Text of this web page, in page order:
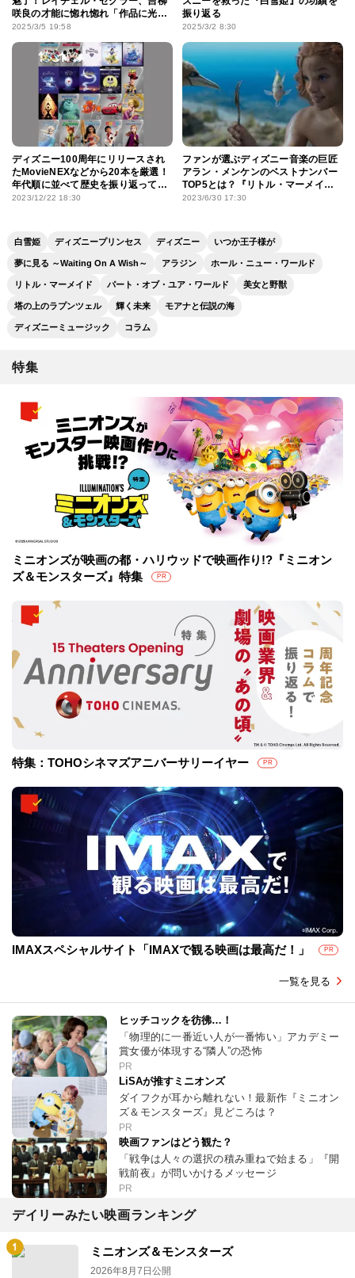
咲良の才能に惚れ惚れ「作品に光が
もたらされた」
2025/3/5 19:58
振り返る
2025/3/2 8:30
ディズニー100周年にリリースされ
たMovieNEXなどから20本を厳選！
年代順に並べて歴史を振り返ってみ
た
2023/12/22 18:30
ファンが選ぶディズニー音楽の巨匠
アラン・メンケンのベストナンバー
TOP5とは？『リトル・マーメイ
ド』や『美女と野獣』の名曲がズラ
2023/6/30 17:30
白雪姫 ディズニープリンセス ディズニー いつか王子様が
夢に見る ～Waiting On A Wish～ アラジン ホール・ニュー・ワールド
リトル・マーメイド パート・オブ・ユア・ワールド 美女と野獣
塔の上のラプンツェル 輝く未来 モアナと伝説の海
ディズニーミュージック コラム
特集
ミニオンズが映画の都・ハリウッドで映画作り!?『ミニオン
ズ＆モンスターズ』特集
PR
特集：TOHOシネマズアニバーサリーイヤー PR
IMAXスペシャルサイト「IMAXで観る映画は最高だ！」 PR
一覧を見る
ヒッチコックを彷彿…！
「物理的に一番近い人が一番怖い」アカデミー
賞女優が体現する“隣人”の恐怖
PR
LiSAが推すミニオンズ
ダイフクが耳から離れない！最新作『ミニオン
ズ＆モンスターズ』見どころは？
PR
映画ファンはどう観た？
「戦争は人々の選択の積み重ねで始まる」『開
戦前夜』が問いかけるメッセージ
PR
デイリーみたい映画ランキング
ミニオンズ＆モンスターズ
2026年8月7日公開